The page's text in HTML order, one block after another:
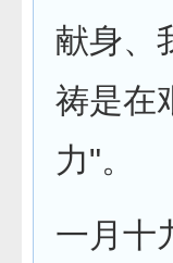
献身、
祷是在
力"。
一月十